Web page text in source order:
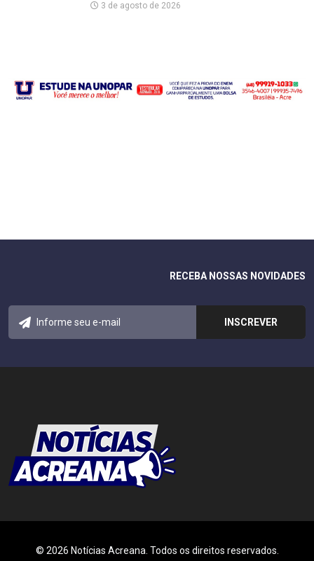
3 de agosto de 2026
RECEBA NOSSAS NOVIDADES
© 2026 Notícias Acreana. Todos os direitos reservados.